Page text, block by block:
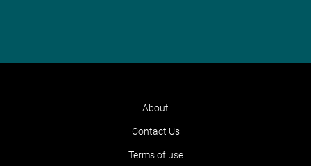
About
Contact Us
Terms of use